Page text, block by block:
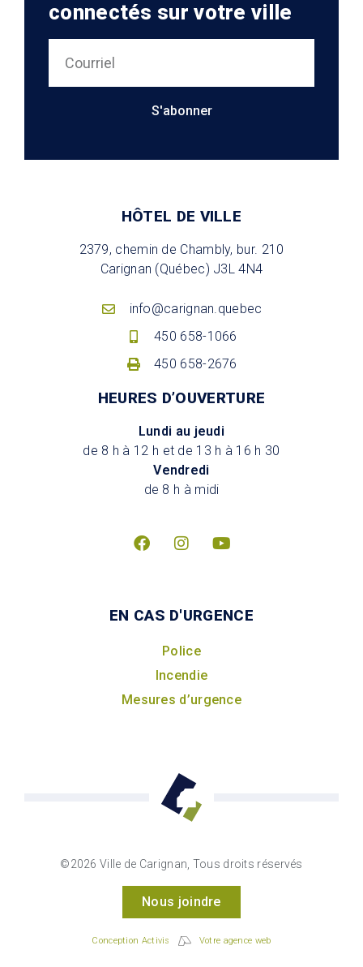
connectés sur votre ville
S'abonner
HÔTEL DE VILLE
2379, chemin de Chambly, bur. 210
Carignan (Québec) J3L 4N4
info@carignan.quebec
450 658-1066
450 658-2676
HEURES D’OUVERTURE
Lundi au jeudi
de 8 h à 12 h et de 13 h à 16 h 30
Vendredi
de 8 h à midi
EN CAS D'URGENCE
Police
Incendie
Mesures d’urgence
©2026 Ville de Carignan, Tous droits réservés
Nous joindre
Conception Activis Votre agence web